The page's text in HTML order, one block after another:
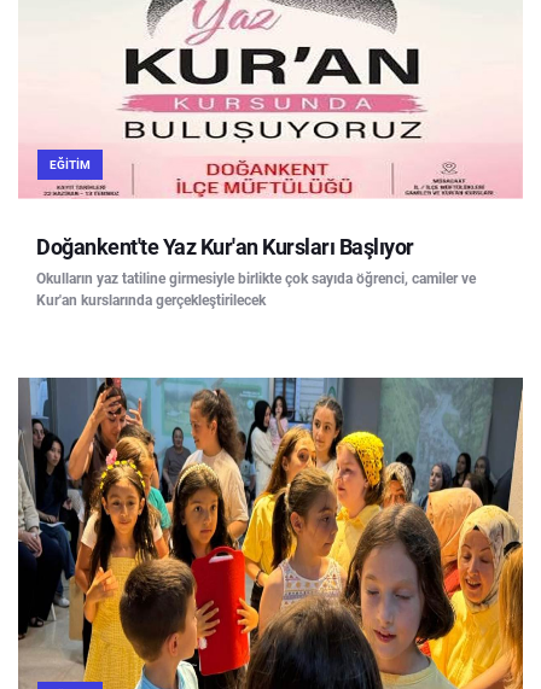
EĞITIM
Doğankent'te Yaz Kur'an Kursları Başlıyor
Okulların yaz tatiline girmesiyle birlikte çok sayıda öğrenci, camiler ve
Kur'an kurslarında gerçekleştirilecek